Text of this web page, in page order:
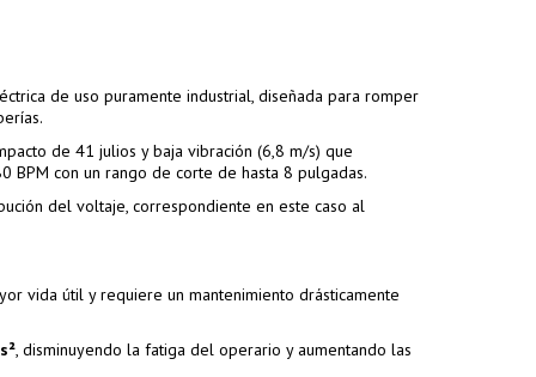
de uso puramente industrial, diseñada para romper
de 41 julios y baja vibración (6,8 m/s) que
BPM con un rango de corte de hasta 8 pulgadas.
del voltaje, correspondiente en este caso al
vida útil y requiere un mantenimiento drásticamente
, disminuyendo la fatiga del operario y aumentando las